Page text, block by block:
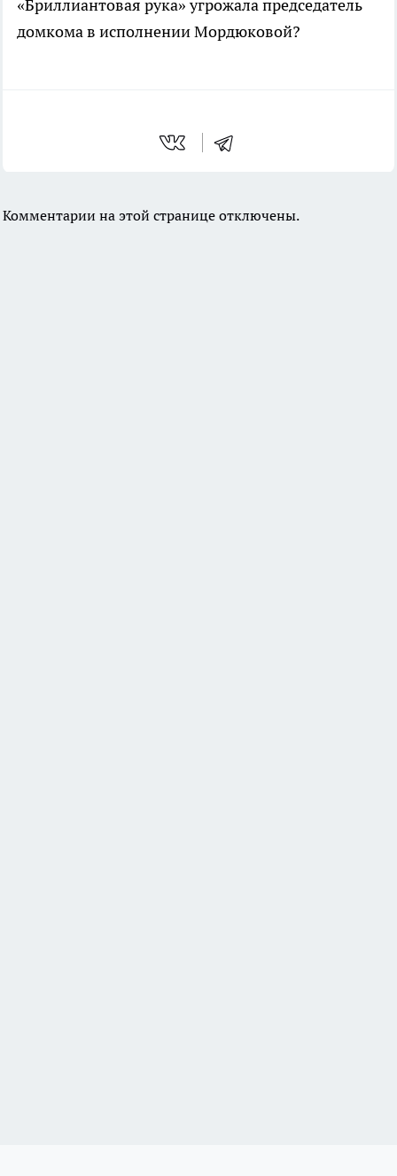
«Бриллиантовая рука» угрожала председатель
домкома в исполнении Мордюковой?
Комментарии на этой странице отключены.